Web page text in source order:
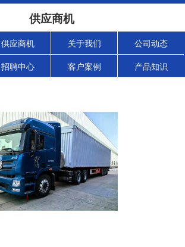
供应商机
供应商机 关于我们 公司动态
招聘中心 客户案例 产品知识